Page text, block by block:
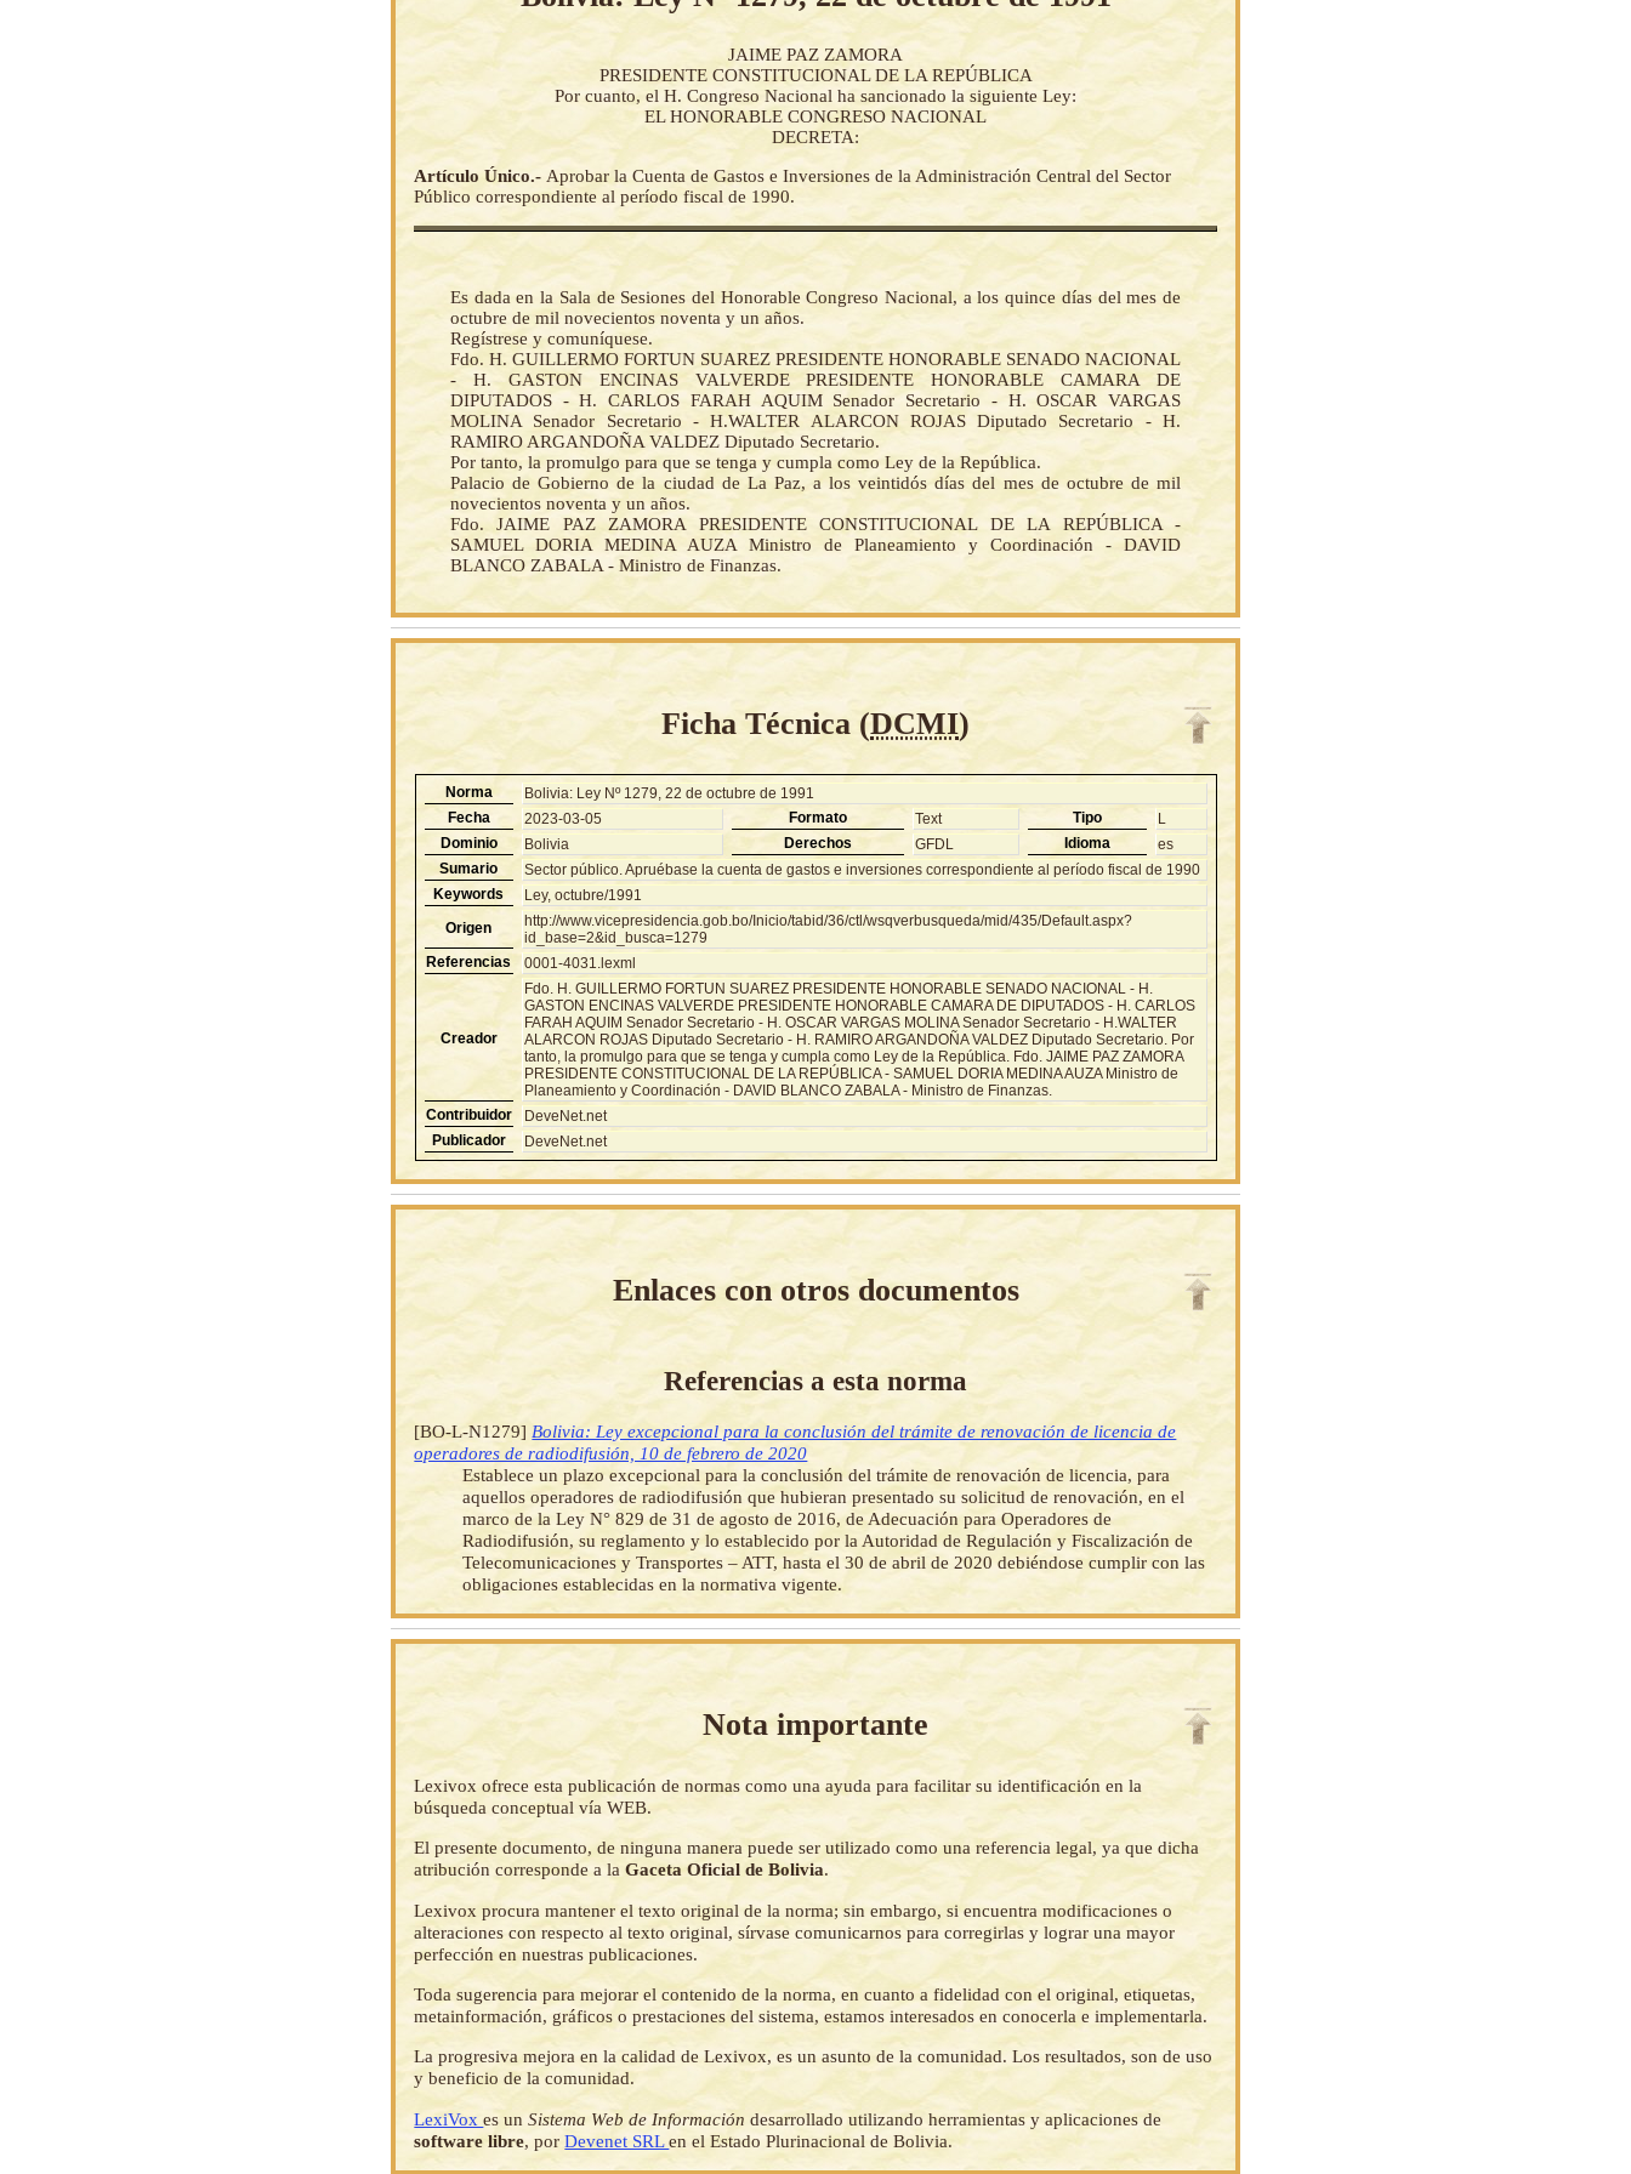
JAIME PAZ ZAMORA
PRESIDENTE CONSTITUCIONAL DE LA REPÚBLICA
Por cuanto, el H. Congreso Nacional ha sancionado la siguiente Ley:
EL HONORABLE CONGRESO NACIONAL
DECRETA:
Artículo Único.- Aprobar la Cuenta de Gastos e Inversiones de la Administración Central del Sector
Público correspondiente al período fiscal de 1990.
Es dada en la Sala de Sesiones del Honorable Congreso Nacional, a los quince días del mes de
octubre de mil novecientos noventa y un años.
Regístrese y comuníquese.
Fdo. H. GUILLERMO FORTUN SUAREZ PRESIDENTE HONORABLE SENADO NACIONAL
- H. GASTON ENCINAS VALVERDE PRESIDENTE HONORABLE CAMARA DE
DIPUTADOS - H. CARLOS FARAH AQUIM Senador Secretario - H. OSCAR VARGAS
MOLINA Senador Secretario - H.WALTER ALARCON ROJAS Diputado Secretario - H.
RAMIRO ARGANDOÑA VALDEZ Diputado Secretario.
Por tanto, la promulgo para que se tenga y cumpla como Ley de la República.
Palacio de Gobierno de la ciudad de La Paz, a los veintidós días del mes de octubre de mil
novecientos noventa y un años.
Fdo. JAIME PAZ ZAMORA PRESIDENTE CONSTITUCIONAL DE LA REPÚBLICA -
SAMUEL DORIA MEDINA AUZA Ministro de Planeamiento y Coordinación - DAVID
BLANCO ZABALA - Ministro de Finanzas.
Ficha Técnica (DCMI)
Norma
Bolivia: Ley Nº 1279, 22 de octubre de 1991
Fecha
2023-03-05 Formato Text Tipo
L
Dominio
Bolivia Derechos GFDL Idioma
es
Sumario
Sector público. Apruébase la cuenta de gastos e inversiones correspondiente al período fiscal de 1990
Keywords
Ley, octubre/1991
Origen
http://www.vicepresidencia.gob.bo/Inicio/tabid/36/ctl/wsqverbusqueda/mid/435/Default.aspx?
id_base=2&id_busca=1279
Referencias
0001-4031.lexml
Creador
Fdo. H. GUILLERMO FORTUN SUAREZ PRESIDENTE HONORABLE SENADO NACIONAL - H.
GASTON ENCINAS VALVERDE PRESIDENTE HONORABLE CAMARA DE DIPUTADOS - H. CARLOS
FARAH AQUIM Senador Secretario - H. OSCAR VARGAS MOLINA Senador Secretario - H.WALTER
ALARCON ROJAS Diputado Secretario - H. RAMIRO ARGANDOÑA VALDEZ Diputado Secretario. Por
tanto, la promulgo para que se tenga y cumpla como Ley de la República. Fdo. JAIME PAZ ZAMORA
PRESIDENTE CONSTITUCIONAL DE LA REPÚBLICA - SAMUEL DORIA MEDINA AUZA Ministro de
Planeamiento y Coordinación - DAVID BLANCO ZABALA - Ministro de Finanzas.
Contribuidor
DeveNet.net
Publicador
DeveNet.net
Enlaces con otros documentos
Referencias a esta norma
[BO-L-N1279] Bolivia: Ley excepcional para la conclusión del trámite de renovación de licencia de
operadores de radiodifusión, 10 de febrero de 2020
Establece un plazo excepcional para la conclusión del trámite de renovación de licencia, para
aquellos operadores de radiodifusión que hubieran presentado su solicitud de renovación, en el
marco de la Ley N° 829 de 31 de agosto de 2016, de Adecuación para Operadores de
Radiodifusión, su reglamento y lo establecido por la Autoridad de Regulación y Fiscalización de
Telecomunicaciones y Transportes – ATT, hasta el 30 de abril de 2020 debiéndose cumplir con las
obligaciones establecidas en la normativa vigente.
Nota importante
Lexivox ofrece esta publicación de normas como una ayuda para facilitar su identificación en la
búsqueda conceptual vía WEB.
El presente documento, de ninguna manera puede ser utilizado como una referencia legal, ya que dicha
atribución corresponde a laGaceta Oficial de Bolivia.
Lexivox procura mantener el texto original de la norma; sin embargo, si encuentra modificaciones o
alteraciones con respecto al texto original, sírvase comunicarnos para corregirlas y lograr una mayor
perfección en nuestras publicaciones.
Toda sugerencia para mejorar el contenido de la norma, en cuanto a fidelidad con el original, etiquetas,
metainformación, gráficos o prestaciones del sistema, estamos interesados en conocerla e implementarla.
La progresiva mejora en la calidad de Lexivox, es un asunto de la comunidad. Los resultados, son de uso
y beneficio de la comunidad.
LexiVoxes unSistema Web de Información desarrollado utilizando herramientas y aplicaciones de
software libre, porDevenet SRLen el Estado Plurinacional de Bolivia.